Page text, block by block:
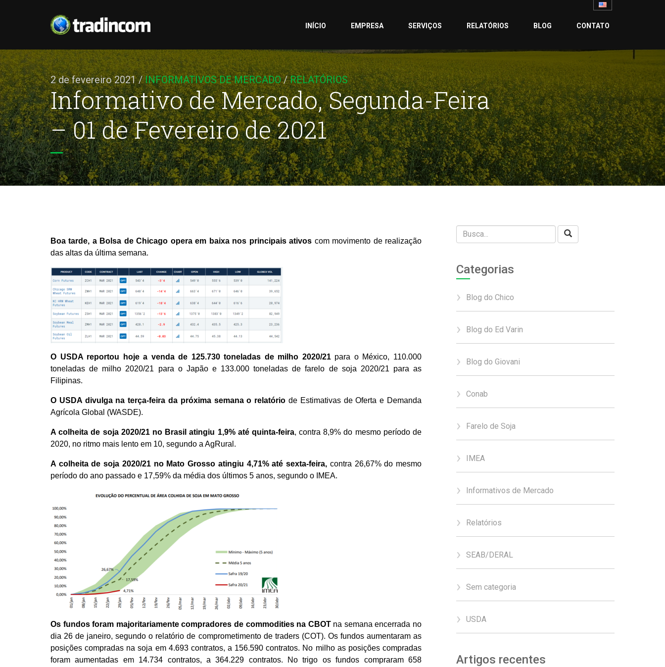
INÍCIO EMPRESA SERVIÇOS RELATÓRIOS BLOG CONTATO
2 de fevereiro 2021/INFORMATIVOS DE MERCADO/RELATÓRIOS
Informativo de Mercado, Segunda-Feira
– 01 de Fevereiro de 2021
Boa tarde, a Bolsa de Chicago opera em baixa nos principais ativos com movimento de realização
das altas da última semana.
O USDA reportou hoje a venda de 125.730 toneladas de milho 2020/21 para o México, 110.000
toneladas de milho 2020/21 para o Japão e 133.000 toneladas de farelo de soja 2020/21 para as
Filipinas.
O USDA divulga na terça-feira da próxima semana o relatório de Estimativas de Oferta e Demanda
Agrícola Global (WASDE).
A colheita de soja 2020/21 no Brasil atingiu 1,9% até quinta-feira, contra 8,9% do mesmo período de
2020, no ritmo mais lento em 10, segundo a AgRural.
A colheita de soja 2020/21 no Mato Grosso atingiu 4,71% até sexta-feira, contra 26,67% do mesmo
período do ano passado e 17,59% da média dos últimos 5 anos, segundo o IMEA.
Os fundos foram majoritariamente compradores de commodities na CBOTna semana encerrada no
dia 26 de janeiro, segundo o relatório de comprometimento de traders (COT). Os fundos aumentaram as
posições compradas na soja em 4.693 contratos, a 156.590 contratos. No milho as posições compradas
foram aumentadas em 14.734 contratos, a 364.229 contratos. No trigo os fundos compraram 658
Categorias
Blog do Chico
Blog do Ed Varin
Blog do Giovani
Conab
Farelo de Soja
IMEA
Informativos de Mercado
Relatórios
SEAB/DERAL
Sem categoria
USDA
Artigos recentes